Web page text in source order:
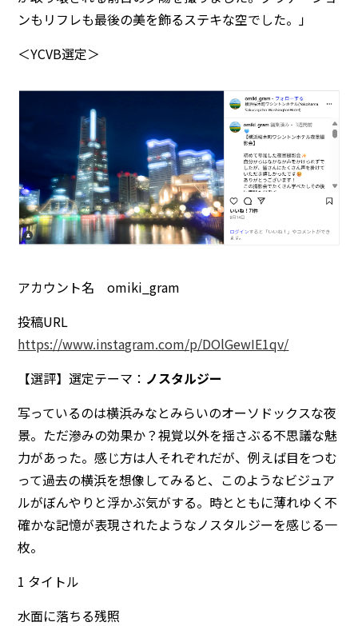
ンもリフレも最後の美を飾るステキな空でした。」
＜YCVB選定＞
アカウント名 omiki_gram
投稿URL
https://www.instagram.com/p/DOlGewIE1qv/
【選評】選定テーマ： ノスタルジー
写っているのは横浜みなとみらいのオーソドックスな夜
景。ただ滲みの効果か？視覚以外を揺さぶる不思議な魅
力があった。感じ方は人それぞれだが、例えば目をつむ
って過去の横浜を想像してみると、このようなビジュア
ルがぼんやりと浮かぶ気がする。時とともに薄れゆく不
確かな記憶が表現されたようなノスタルジーを感じる一
枚。
1 タイトル
水面に落ちる残照